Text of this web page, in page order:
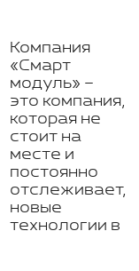
Компания
«Смарт
модуль» –
это компания,
которая не
стоит на
месте и
постоянно
отслеживает,
новые
технологии в